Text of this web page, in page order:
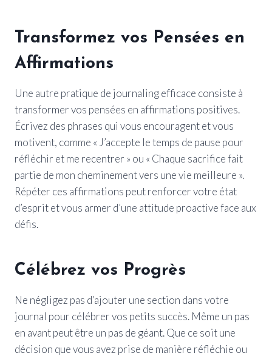
Transformez vos Pensées en
Affirmations
Une autre pratique de journaling efficace consiste à
transformer vos pensées en affirmations positives.
Écrivez des phrases qui vous encouragent et vous
motivent, comme « J’accepte le temps de pause pour
réfléchir et me recentrer » ou « Chaque sacrifice fait
partie de mon cheminement vers une vie meilleure ».
Répéter ces affirmations peut renforcer votre état
d’esprit et vous armer d’une attitude proactive face aux
défis.
Célébrez vos Progrès
Ne négligez pas d’ajouter une section dans votre
journal pour célébrer vos petits succès. Même un pas
en avant peut être un pas de géant. Que ce soit une
décision que vous avez prise de manière réfléchie ou